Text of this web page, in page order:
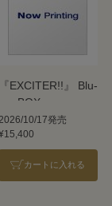
『EXCITER!!』 Blu-
ray BOX
2026/10/17発売
カートに入れる